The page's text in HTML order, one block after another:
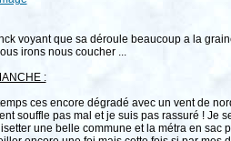
voyant que sa déroule beaucoup a la
irons nous coucher ...
:
ces encore dégradé avec un vent de
souffle pas mal et je suis pas rassuré ! Je
une belle commune et la métra en sac